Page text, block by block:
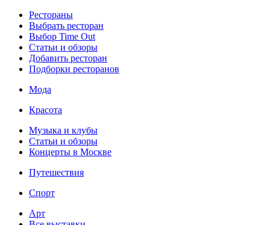
Рестораны
Выбрать ресторан
Выбор Time Out
Статьи и обзоры
Добавить ресторан
Подборки ресторанов
Мода
Красота
Музыка и клубы
Статьи и обзоры
Концерты в Москве
Путешествия
Спорт
Арт